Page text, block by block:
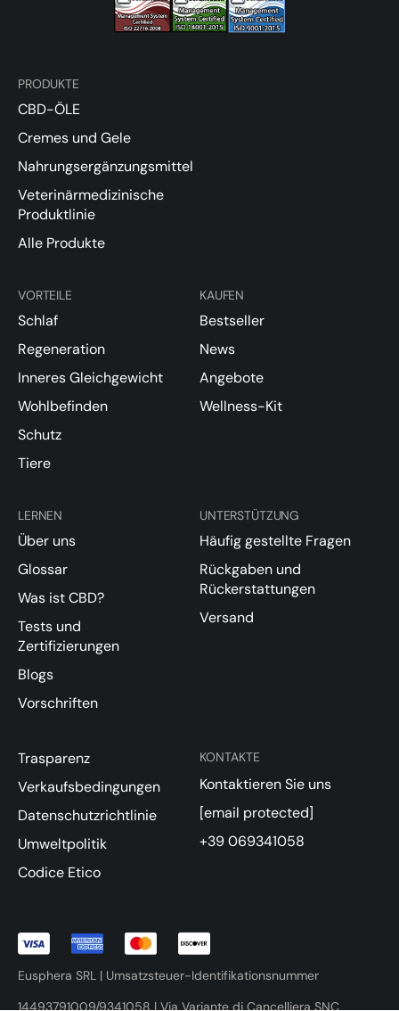
PRODUKTE
CBD-ÖLE
Cremes und Gele
Nahrungsergänzungsmittel
Veterinärmedizinische
Produktlinie
Alle Produkte
VORTEILE
Schlaf
Regeneration
Inneres Gleichgewicht
Wohlbefinden
Schutz
Tiere
KAUFEN
Bestseller
News
Angebote
Wellness-Kit
LERNEN
Über uns
Glossar
Was ist CBD?
Tests und
Zertifizierungen
Blogs
Vorschriften
KONTAKTE
Kontaktieren Sie uns
[email protected]
+39 069341058
UNTERSTÜTZUNG
Häufig gestellte Fragen
Rückgaben und
Rückerstattungen
Versand
Trasparenz
Verkaufsbedingungen
Datenschutzrichtlinie
Umweltpolitik
Codice Etico
Eusphera SRL | Umsatzsteuer-Identifikationsnummer
14493791009/9341058 | Via Variante di Cancelliera SNC